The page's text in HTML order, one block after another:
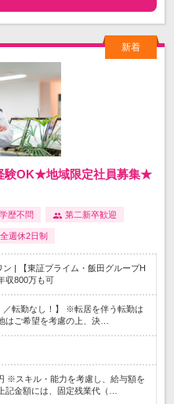
験OK★地域限定社員募集★
学歴不問 第二新卒歓迎
週休2日制
| 【東証プライム・飯田グループH
収800万も可
／転勤なし！】 ※転居を伴う転勤は
はご希望を考慮の上、決…
※スキル・能力を考慮し、給与額を
金額には、固定残業代（…